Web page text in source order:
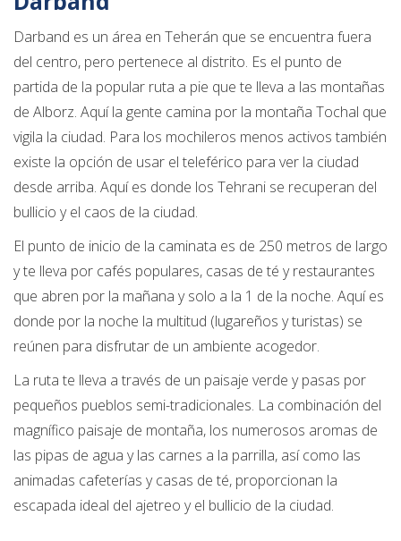
Darband es un área en Teherán que se encuentra fuera
del centro, pero pertenece al distrito. Es el punto de
partida de la popular ruta a pie que te lleva a las montañas
de Alborz. Aquí la gente camina por la montaña Tochal que
vigila la ciudad. Para los mochileros menos activos también
existe la opción de usar el teleférico para ver la ciudad
desde arriba. Aquí es donde los Tehrani se recuperan del
bullicio y el caos de la ciudad.
El punto de inicio de la caminata es de 250 metros de largo
y te lleva por cafés populares, casas de té y restaurantes
que abren por la mañana y solo a la 1 de la noche. Aquí es
donde por la noche la multitud (lugareños y turistas) se
reúnen para disfrutar de un ambiente acogedor.
La ruta te lleva a través de un paisaje verde y pasas por
pequeños pueblos semi-tradicionales. La combinación del
magnífico paisaje de montaña, los numerosos aromas de
las pipas de agua y las carnes a la parrilla, así como las
animadas cafeterías y casas de té, proporcionan la
escapada ideal del ajetreo y el bullicio de la ciudad.